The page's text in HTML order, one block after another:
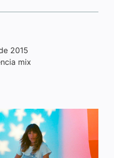
2015
mix